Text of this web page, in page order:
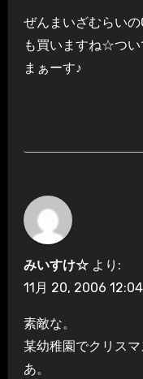
ぜんまいざむらい
も買いますね☆つい
まぁーす♪
みいすけ☆ より:
11月 20, 2006
素敵な。
某幼稚園でクリス
あ。